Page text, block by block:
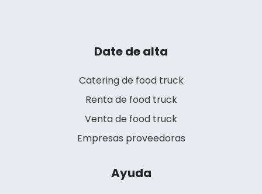
Date de alta
Catering de food truck
Renta de food truck
Venta de food truck
Empresas proveedoras
Ayuda